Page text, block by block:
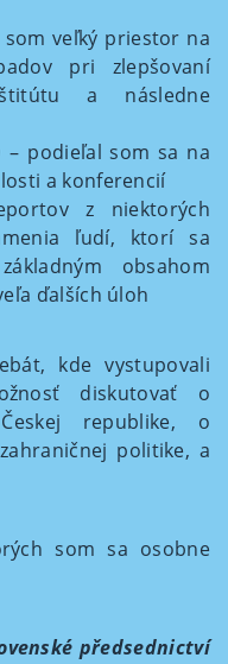
som veľký priestor na
pri zlepšovaní
a následne
– podieľal som sa na
a konferencií
z niektorých
ľudí, ktorí sa
obsahom
ďalších úloh
kde vystupovali
diskutovať o
republike, o
politike, a
som sa osobne
předsednictví